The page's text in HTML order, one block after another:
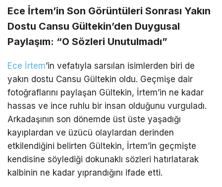
Ece İrtem’in Son Görüntüleri Sonrası Yakın
Dostu Cansu Gültekin’den Duygusal
Paylaşım: “O Sözleri Unutulmadı”
Ece İrtem’in vefatıyla sarsılan isimlerden biri de
yakın dostu Cansu Gültekin oldu. Geçmişe dair
fotoğraflarını paylaşan Gültekin, İrtem’in ne kadar
hassas ve ince ruhlu bir insan olduğunu vurguladı.
Arkadaşının son dönemde üst üste yaşadığı
kayıplardan ve üzücü olaylardan derinden
etkilendiğini belirten Gültekin, İrtem’in geçmişte
kendisine söylediği dokunaklı sözleri hatırlatarak
kalbinin ne kadar yıprandığını ifade etti.